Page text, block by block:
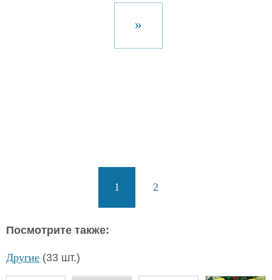
»
1 2
Посмотрите также:
Другие (33 шт.)